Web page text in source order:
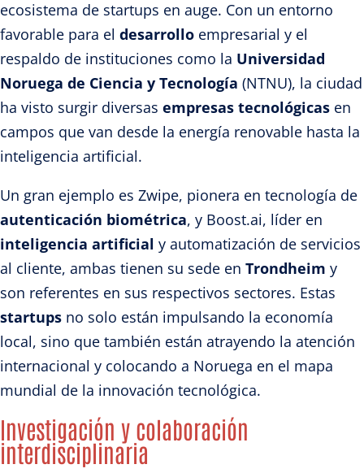
ecosistema de startups en auge. Con un entorno
favorable para el desarrollo empresarial y el
respaldo de instituciones como la Universidad
Noruega de Ciencia y Tecnología (NTNU), la ciudad
ha visto surgir diversas empresas tecnológicas en
campos que van desde la energía renovable hasta la
inteligencia artificial.
Un gran ejemplo es Zwipe, pionera en tecnología de
autenticación biométrica, y Boost.ai, líder en
inteligencia artificial y automatización de servicios
al cliente, ambas tienen su sede en Trondheim y
son referentes en sus respectivos sectores. Estas
startups no solo están impulsando la economía
local, sino que también están atrayendo la atención
internacional y colocando a Noruega en el mapa
mundial de la innovación tecnológica.
Investigación y colaboración
interdisciplinaria